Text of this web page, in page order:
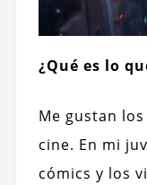
¿Qué es lo
Me gustan
cine. En mi
cómics y los